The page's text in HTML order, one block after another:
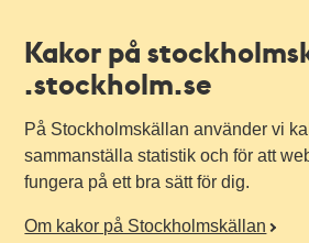
Kakor på
.stockholm.se
På Stockholmskällan använder vi
sammanställa statistik och för att
fungera på ett bra sätt för dig.
Om kakor på Stockholmskällan